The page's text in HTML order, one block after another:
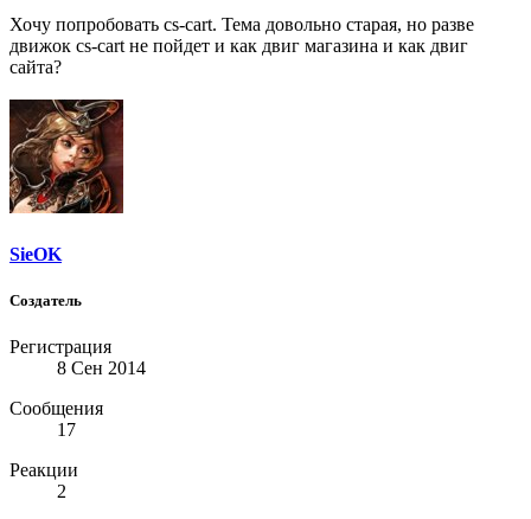
Хочу попробовать cs-cart. Тема довольно старая, но разве
движок cs-cart не пойдет и как двиг магазина и как двиг
сайта?
SieOK
Создатель
Регистрация
8 Сен 2014
Сообщения
17
Реакции
2